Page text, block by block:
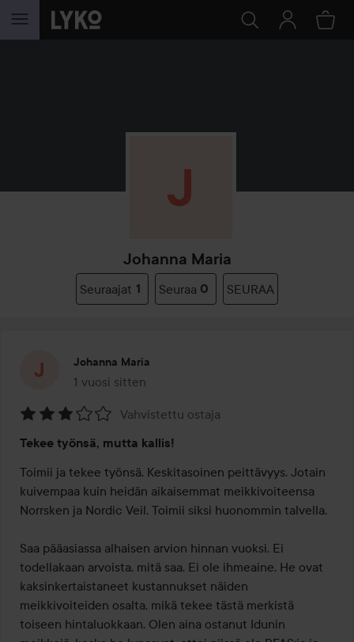
SIIRTYÄ JHK SISÄLTÖÖN
Johanna Maria
Seuraajat 1 Seuraa 0 SEURAA
Johanna Maria
1 vuosi sitten
Viesti luotiin 1 vuosi sitten
3
/
5
Vahvistettu ostaja
Tekee työnsä, mutta kallis!
Toimii ja tekee työnsä. Keskitasoinen peittävyys. Jotain
kuivempaa kuin heidän aikaisemmat meikkivoiteensa
Norrsken ja Nordic Veil. Toimii siksi huonommin talvella.
Saa pääasiassa alhaisen arvion hinnan vuoksi. Ei
todellakaan arvoista, mitä saa. Ei ole ihmeaine. He ovat
kaksinkertaistaneet kustannukset näiden
meikkivoiteiden osalta, mikä tekee tästä merkistä
toiseen hintaluokkaan. Olen aina ostanut Idunin